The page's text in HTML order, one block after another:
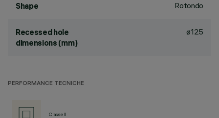
Shape Rotondo
Recessed hole
dimensions (mm)
ø125
PERFORMANCE TECNICHE
Classe II